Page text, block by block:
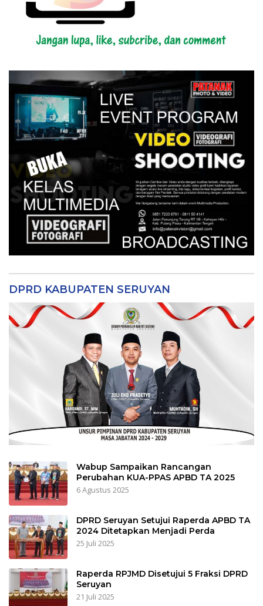
DPRD KABUPATEN SERUYAN
Wabup Sampaikan Rancangan
Perubahan KUA-PPAS APBD TA 2025
6 Agustus 2025
DPRD Seruyan Setujui Raperda APBD TA
2024 Ditetapkan Menjadi Perda
25 Juli 2025
Raperda RPJMD Disetujui 5 Fraksi DPRD
Seruyan
21 Juli 2025